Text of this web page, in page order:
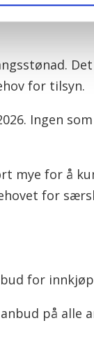
andre
for tilsyn.
Ingen
mye for å
for
for
på alle